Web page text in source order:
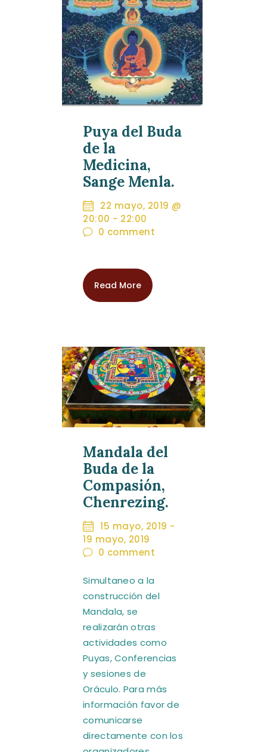
Puya del Buda
de la
Medicina,
Sange Menla.
22 mayo, 2019 @
20:00 - 22:00
0 comment
Read More
Mandala del
Buda de la
Compasión,
Chenrezing.
15 mayo, 2019 -
19 mayo, 2019
0 comment
Simultaneo a la
construcción del
Mandala, se
realizarán otras
actividades como
Puyas, Conferencias
y sesiones de
Oráculo. Para más
información favor de
comunicarse
directamente con los